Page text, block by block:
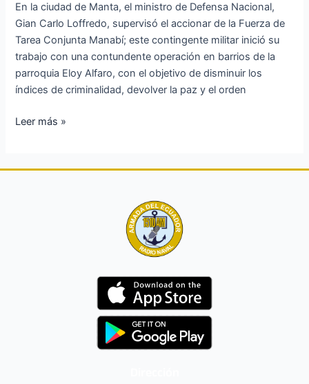
En la ciudad de Manta, el ministro de Defensa Nacional,
Gian Carlo Loffredo, supervisó el accionar de la Fuerza de
Tarea Conjunta Manabí; este contingente militar inició su
trabajo con una contundente operación en barrios de la
parroquia Eloy Alfaro, con el objetivo de disminuir los
índices de criminalidad, devolver la paz y el orden
en
la
lucha
contra
el
terrorismo
Manta!
Leer más »